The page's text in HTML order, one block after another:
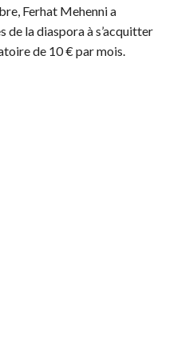
Ferhat Mehenni a
de la diaspora à s’acquitter
de 10 € par mois.